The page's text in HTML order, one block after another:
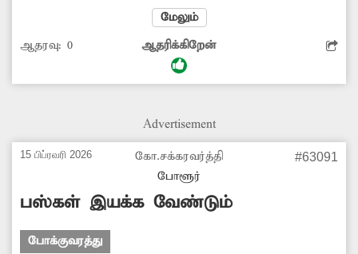
கிராமத்தில் இருந்து 104பி என்ற அரசு பஸ்
வந்தவாசி, தேசூர் வழியாக சென்னைக்கு
இயக்கப்பட்டது. அந்தப் பஸ்சை நிறுத்தி
விட்டார்கள். நிறுத்தப்பட்ட பஸ்சை மீண்டும்
நடவடிக்கை எடுக்க வேண்டும். -குமரேசன்,
மேலும்
ஆதரவு: 0 ஆதரிக்கிறேன்
Advertisement
15 பிப்ரவரி 2026
கோ.சக்கரவர்த்தி
போளூர்
#63091
பஸ்கள் இயக்க வேண்டும்
போக்குவரத்து